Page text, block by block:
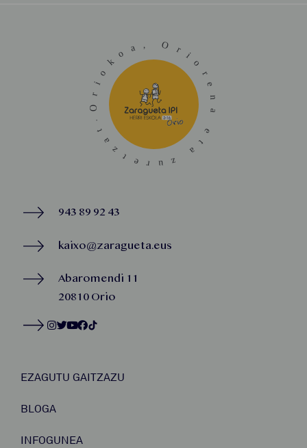
943 89 92 43
kaixo@zaragueta.eus
Abaromendi 11
20810 Orio
EZAGUTU GAITZAZU
BLOGA
INFOGUNEA